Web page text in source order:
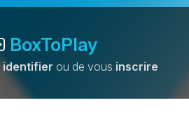
BoxToPlay
identifier ou de vous inscrire